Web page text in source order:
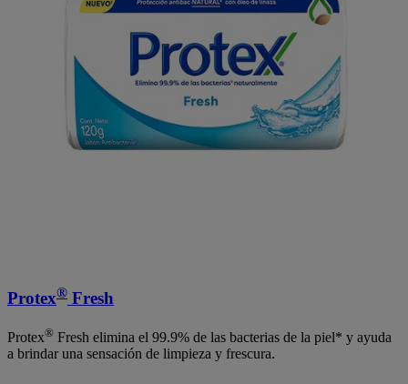
Protex® Fresh
Protex® Fresh elimina el 99.9% de las bacterias de la piel* y ayuda
a brindar una sensación de limpieza y frescura.